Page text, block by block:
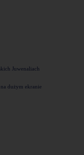
Juwenaliach
dużym ekranie